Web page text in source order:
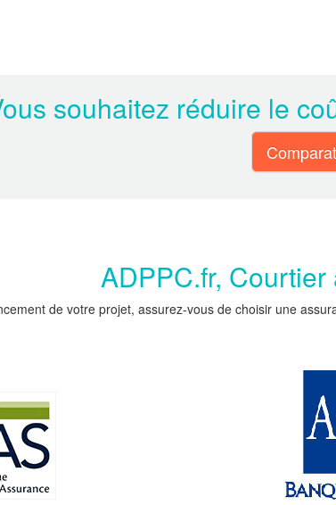
souhaitez réduire le
ADPPC.fr,
de votre projet, assurez-vous de choisir une